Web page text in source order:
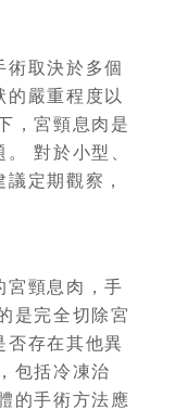
取決於多個
的嚴重程度以
，宮頸息肉是
對於小型、
定期觀察，
宮頸息肉，手
是完全切除宮
否存在其他異
包括冷凍治
的手術方法應